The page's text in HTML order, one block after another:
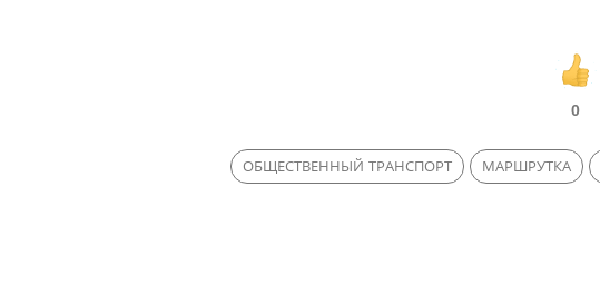
0
ОБЩЕСТВЕННЫЙ ТРАНСПОРТ МАРШРУТКА